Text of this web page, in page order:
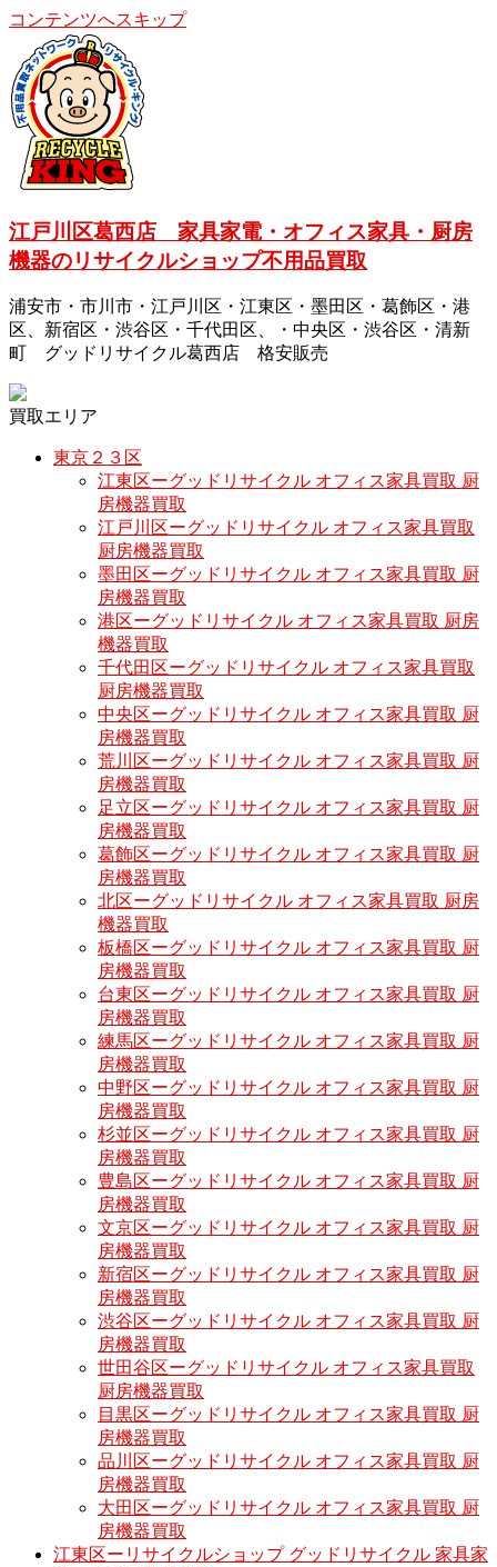
コンテンツへスキップ
江戸川区葛西店 家具家電・オフィス家具・厨房
機器のリサイクルショップ不用品買取
浦安市・市川市・江戸川区・江東区・墨田区・葛飾区・港
区、新宿区・渋谷区・千代田区、・中央区・渋谷区・清新
町 グッドリサイクル葛西店 格安販売
買取エリア
東京２３区
江東区ーグッドリサイクル オフィス家具買取 厨
房機器買取
江戸川区ーグッドリサイクル オフィス家具買取
厨房機器買取
墨田区ーグッドリサイクル オフィス家具買取 厨
房機器買取
港区ーグッドリサイクル オフィス家具買取 厨房
機器買取
千代田区ーグッドリサイクル オフィス家具買取
厨房機器買取
中央区ーグッドリサイクル オフィス家具買取 厨
房機器買取
荒川区ーグッドリサイクル オフィス家具買取 厨
房機器買取
足立区ーグッドリサイクル オフィス家具買取 厨
房機器買取
葛飾区ーグッドリサイクル オフィス家具買取 厨
房機器買取
北区ーグッドリサイクル オフィス家具買取 厨房
機器買取
板橋区ーグッドリサイクル オフィス家具買取 厨
房機器買取
台東区ーグッドリサイクル オフィス家具買取 厨
房機器買取
練馬区ーグッドリサイクル オフィス家具買取 厨
房機器買取
中野区ーグッドリサイクル オフィス家具買取 厨
房機器買取
杉並区ーグッドリサイクル オフィス家具買取 厨
房機器買取
豊島区ーグッドリサイクル オフィス家具買取 厨
房機器買取
文京区ーグッドリサイクル オフィス家具買取 厨
房機器買取
新宿区ーグッドリサイクル オフィス家具買取 厨
房機器買取
渋谷区ーグッドリサイクル オフィス家具買取 厨
房機器買取
世田谷区ーグッドリサイクル オフィス家具買取
厨房機器買取
目黒区ーグッドリサイクル オフィス家具買取 厨
房機器買取
品川区ーグッドリサイクル オフィス家具買取 厨
房機器買取
大田区ーグッドリサイクル オフィス家具買取 厨
房機器買取
江東区ーリサイクルショップ グッドリサイクル 家具家